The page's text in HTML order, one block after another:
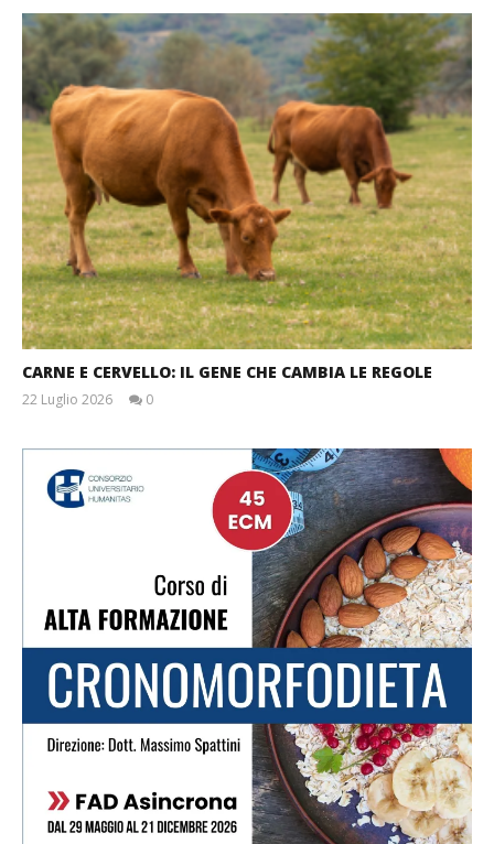
CARNE E CERVELLO: IL GENE CHE CAMBIA LE REGOLE
22 Luglio 2026
0